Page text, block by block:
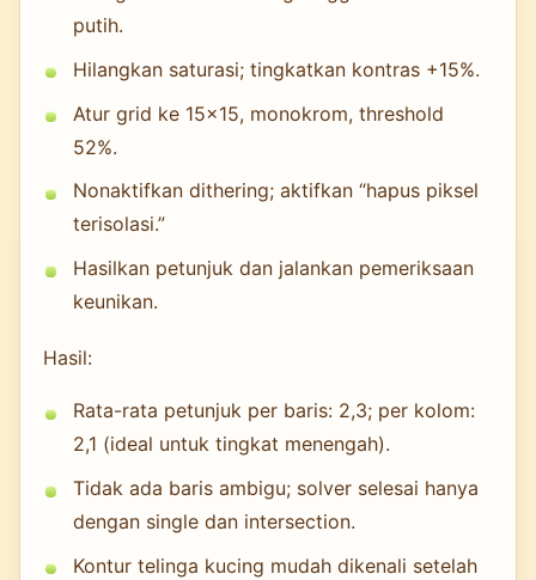
putih.
Hilangkan saturasi; tingkatkan kontras +15%.
Atur grid ke 15×15, monokrom, threshold
52%.
Nonaktifkan dithering; aktifkan “hapus piksel
terisolasi.”
Hasilkan petunjuk dan jalankan pemeriksaan
keunikan.
Hasil:
Rata-rata petunjuk per baris: 2,3; per kolom:
2,1 (ideal untuk tingkat menengah).
Tidak ada baris ambigu; solver selesai hanya
dengan single dan intersection.
Kontur telinga kucing mudah dikenali setelah